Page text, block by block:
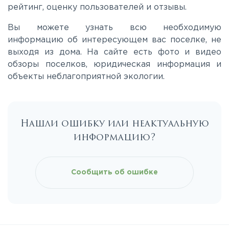
Минское
Новорижское
рейтинг, оценку пользователей и отзывы.
Вы можете узнать всю необходимую
информацию об интересующем вас поселке, не
выходя из дома. На сайте есть фото и видео
обзоры поселков, юридическая информация и
объекты неблагоприятной экологии.
Нашли ошибку или неактуальную
информацию?
Сообщить об ошибке